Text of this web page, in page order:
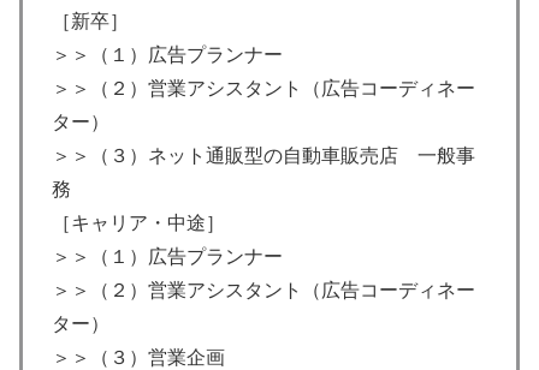
［新卒］
＞＞（１）広告プランナー
＞＞（２）営業アシスタント（広告コーディネー
ター）
＞＞（３）ネット通販型の自動車販売店 一般事
務
［キャリア・中途］
＞＞（１）広告プランナー
＞＞（２）営業アシスタント（広告コーディネー
ター）
＞＞（３）営業企画